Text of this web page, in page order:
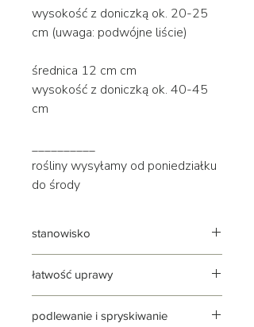
wysokość z doniczką ok. 20-25
cm (uwaga: podwójne liście)
średnica 12 cm cm
wysokość z doniczką ok. 40-45
cm
__________
rośliny wysyłamy od poniedziałku
do środy
stanowisko
zarówno w świetle, jak i cieniu
uwaga: od stanowiska będzie zależała
ilość wody i częstotliwość podlewania
łatwość uprawy
roślina łatwa i przyjemna w uprawie,
podlewanie i spryskiwanie